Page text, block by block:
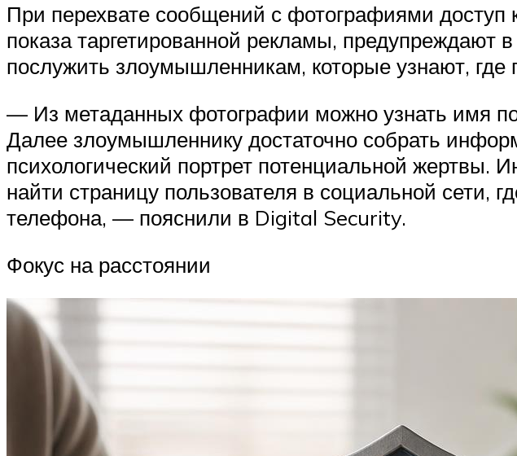
При перехвате сообщений с фотографиями доступ
показа таргетированной рекламы,
послужить злоумышленникам, которые узнают, где
— Из метаданных фотографии можно узнать имя
Далее злоумышленнику достаточно собрать
психологический портрет потенциальной
найти страницу пользователя в социальной сети,
телефона, — пояснили в Digital Security.
Фокус на расстоянии